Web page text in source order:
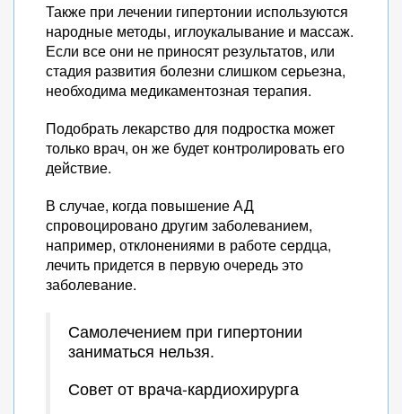
Также при лечении гипертонии используются
народные методы, иглоукалывание и массаж.
Если все они не приносят результатов, или
стадия развития болезни слишком серьезна,
необходима медикаментозная терапия.
Подобрать лекарство для подростка может
только врач, он же будет контролировать его
действие.
В случае, когда повышение АД
спровоцировано другим заболеванием,
например, отклонениями в работе сердца,
лечить придется в первую очередь это
заболевание.
Самолечением при гипертонии
заниматься нельзя.
Совет от врача-кардиохирурга